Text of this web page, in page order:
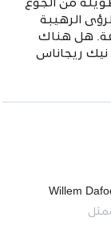
من الجوع
الرهيبة
هل هناك
ريجاناس
Willem